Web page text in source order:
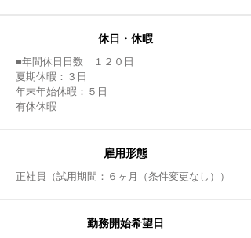
休日・休暇
■年間休日日数 １２０日
夏期休暇：３日
年末年始休暇：５日
有休休暇
雇用形態
正社員（試用期間：６ヶ月（条件変更なし））
勤務開始希望日